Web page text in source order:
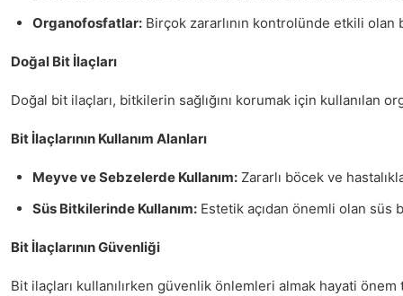
Organofosfatlar: Birçok zararlının kontrolünde etkili
Doğal Bit İlaçları
Doğal bit ilaçları, bitkilerin sağlığını korumak için
Bit İlaçlarının Kullanım Alanları
Meyve ve Sebzelerde Kullanım: Zararlı böcek ve
Süs Bitkilerinde Kullanım: Estetik açıdan önemli olan süs
Bit İlaçlarının Güvenliği
Bit ilaçları kullanılırken güvenlik önlemleri almak hayati